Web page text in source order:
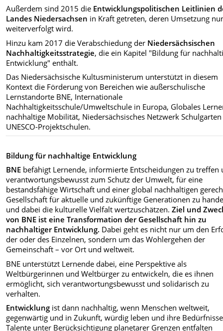
Außerdem sind 2015 die Entwicklungspolitischen Leitlinien
Landes Niedersachsen in Kraft getreten, deren Umsetzung
weiterverfolgt wird.
Hinzu kam 2017 die Verabschiedung der Niedersächsischen
Nachhaltigkeitsstrategie, die ein Kapitel "Bildung für
Entwicklung" enthält.
Das Niedersächsische Kultusministerum unterstützt in diesem
Kontext die Förderung von Bereichen wie außerschulische
Lernstandorte BNE, Internationale
Nachhaltigkeitsschule/Umweltschule in Europa, Globales
nachhaltige Mobilität, Niedersächsisches Netzwerk
UNESCO-Projektschulen.
Bildung für nachhaltige Entwicklung
BNE befähigt Lernende, informierte Entscheidungen zu treffen
verantwortungsbewusst zum Schutz der Umwelt, für eine
bestandsfähige Wirtschaft und einer global nachhaltigen
Gesellschaft für aktuelle und zukünftige Generationen zu
und dabei die kulturelle Vielfalt wertzuschätzen.Ziel und
von BNE ist eine Transformation der Gesellschaft hin zu
nachhaltiger Entwicklung. Dabei geht es nicht nur um den
der oder des Einzelnen, sondern um das Wohlergehen der
Gemeinschaft – vor Ort und weltweit.
BNE unterstützt Lernende dabei, eine Perspektive als
Weltbürgerinnen und Weltbürger zu entwickeln, die es ihnen
ermöglicht, sich verantwortungsbewusst und solidarisch zu
verhalten.
Entwicklung ist dann nachhaltig, wenn Menschen weltweit,
gegenwärtig und in Zukunft, würdig leben und ihre
Talente unter Berücksichtigung planetarer Grenzen entfalten